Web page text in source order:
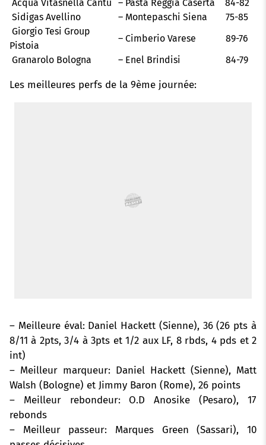
k s n
Acqua Vitasnella Cantù
– Pasta Reggia Caserta
84-82
Sidigas Avellino
– Montepaschi Siena
75-85
Giorgio Tesi Group
Pistoia
– Cimberio Varese
89-76
Granarolo Bologna
– Enel Brindisi 84-79
Les meilleures perfs de la 9ème journée:
– Meilleure éval: Daniel Hackett (Sienne), 36 (26 pts à
8/11 à 2pts, 3/4 à 3pts et 1/2 aux LF, 8 rbds, 4 pds et 2
int)
– Meilleur marqueur: Daniel Hackett (Sienne), Matt
Walsh (Bologne) et Jimmy Baron (Rome), 26 points
– Meilleur rebondeur: O.D Anosike (Pesaro), 17
rebonds
– Meilleur passeur: Marques Green (Sassari), 10